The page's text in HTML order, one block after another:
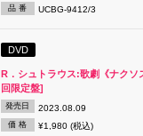
品 番 UCBG-9412/3
DVD
R．シュトラウス:歌劇《ナクソ
回限定盤]
発売日 2023.08.09
価 格 ¥1,980 (税込)